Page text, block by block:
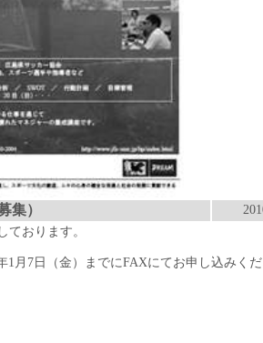
集）
ております。
月7日（金）までにFAXにてお申し込みくだ